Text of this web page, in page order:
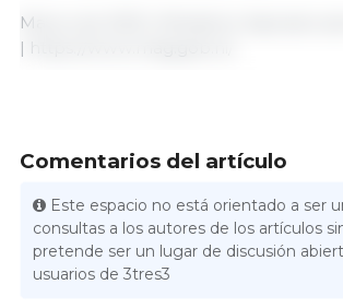
Marzo de 2025 | Ministerio
| https://www.mag.gob.ni/
Comentarios del artículo
Este espacio no está orientado a ser
consultas a los autores de los artículos
pretende ser un lugar de discusión
usuarios de 3tres3